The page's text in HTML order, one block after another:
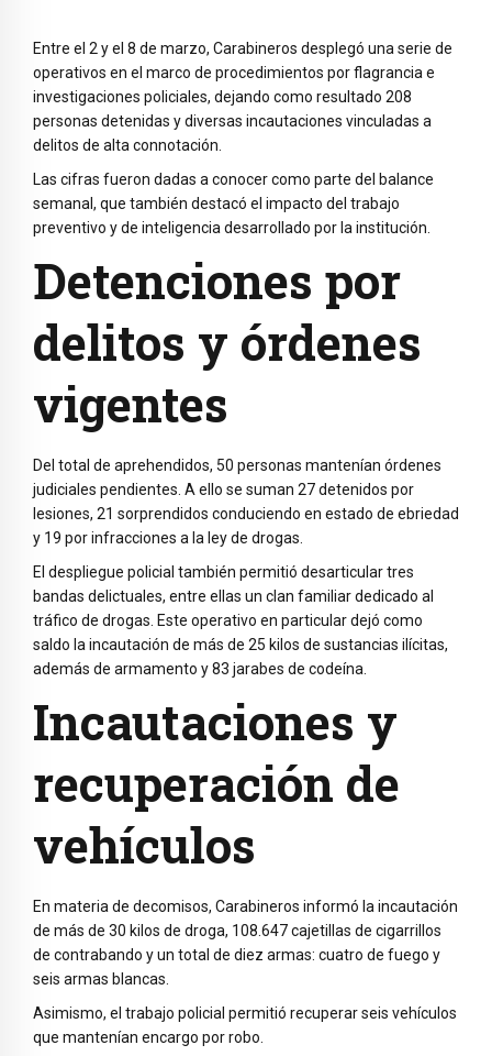
Entre el 2 y el 8 de marzo, Carabineros desplegó una serie de
operativos en el marco de procedimientos por flagrancia e
investigaciones policiales, dejando como resultado 208
personas detenidas y diversas incautaciones vinculadas a
delitos de alta connotación.
Las cifras fueron dadas a conocer como parte del balance
semanal, que también destacó el impacto del trabajo
preventivo y de inteligencia desarrollado por la institución.
Detenciones por
delitos y órdenes
vigentes
Del total de aprehendidos, 50 personas mantenían órdenes
judiciales pendientes. A ello se suman 27 detenidos por
lesiones, 21 sorprendidos conduciendo en estado de ebriedad
y 19 por infracciones a la ley de drogas.
El despliegue policial también permitió desarticular tres
bandas delictuales, entre ellas un clan familiar dedicado al
tráfico de drogas. Este operativo en particular dejó como
saldo la incautación de más de 25 kilos de sustancias ilícitas,
además de armamento y 83 jarabes de codeína.
Incautaciones y
recuperación de
vehículos
En materia de decomisos, Carabineros informó la incautación
de más de 30 kilos de droga, 108.647 cajetillas de cigarrillos
de contrabando y un total de diez armas: cuatro de fuego y
seis armas blancas.
Asimismo, el trabajo policial permitió recuperar seis vehículos
que mantenían encargo por robo.